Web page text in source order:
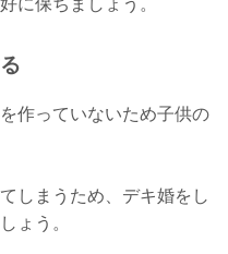
作っていないため子供の
しまうため、デキ婚をし
ょう。